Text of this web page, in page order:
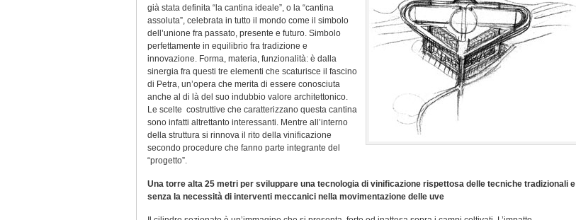
già stata definita “la cantina ideale”, o la “cantina
assoluta”, celebrata in tutto il mondo come il simbolo
dell’unione fra passato, presente e futuro. Simbolo
perfettamente in equilibrio fra tradizione e
innovazione. Forma, materia, funzionalità: è dalla
sinergia fra questi tre elementi che scaturisce il fascino
di Petra, un’opera che merita di essere conosciuta
anche al di là del suo indubbio valore architettonico.
Le scelte costruttive che caratterizzano questa cantina
sono infatti altrettanto interessanti. Mentre all’interno
della struttura si rinnova il rito della vinificazione
secondo procedure che fanno parte integrante del
“progetto”.
Una torre alta 25 metri per sviluppare una tecnologia di vinificazione rispettosa delle tecniche tradizionali e
senza la necessità di interventi meccanici nella movimentazione delle uve